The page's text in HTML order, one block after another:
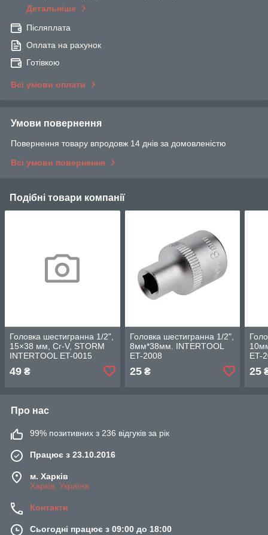
Детальніше
Післяплата
Оплата на рахунок
Готівкою
Всі умови оплати
Умови повернення
Повернення товару впродовж 14 днів за домовленістю
Всі умови повернення
Подібні товари компанії
Головка шестигранна 1/2",
15×38 мм, Cr-V, STORM
INTERTOOL ET-0015
49 ₴
Головка шестигранна 1/2",
8мм*38мм. INTERTOOL
ET-2008
25₴
ET-
25
Про нас
99% позитивних з 236 відгуків за рік
Працює з 23.10.2016
м. Харків
Харків, Україна
Контакти
Сьогодні працює з 09:00 до 18:00